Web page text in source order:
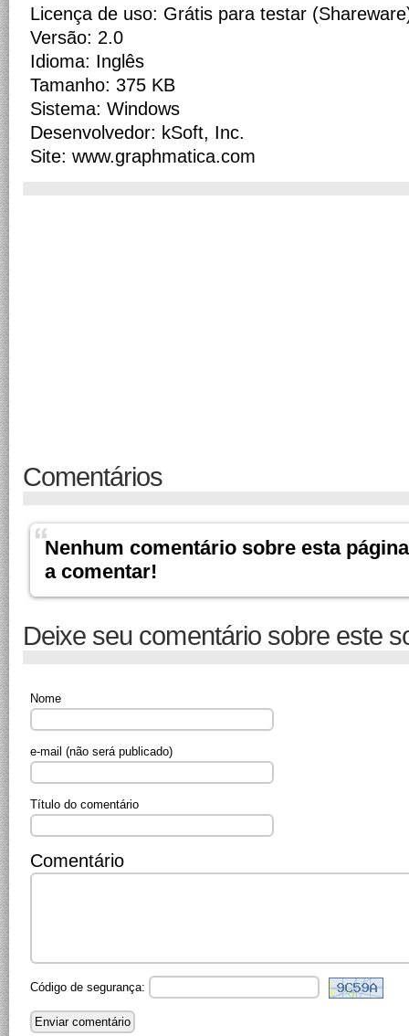
Licença de uso: Grátis para testar
Versão: 2.0
Idioma: Inglês
Tamanho: 375 KB
Sistema: Windows
Desenvolvedor: kSoft, Inc.
Site: www.graphmatica.com
Comentários
Nenhum comentário sobre esta
a comentar!
Deixe seu comentário sobre este
Nome
e-mail (não será publicado)
Título do comentário
Comentário
Código de segurança: